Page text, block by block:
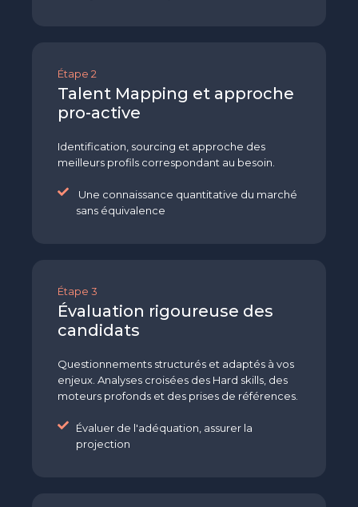
Étape 2
Talent Mapping et approche
pro-active
Identification, sourcing et approche des
meilleurs profils correspondant au besoin.
Une connaissance quantitative du marché
sans équivalence
Étape 3
Évaluation rigoureuse des
candidats
Questionnements structurés et adaptés à vos
enjeux. Analyses croisées des Hard skills, des
moteurs profonds et des prises de références.
Évaluer de l'adéquation, assurer la
projection